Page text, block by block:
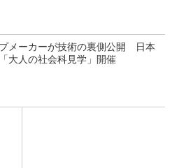
メーカーが技術の裏側公開 日本
大人の社会科見学」開催